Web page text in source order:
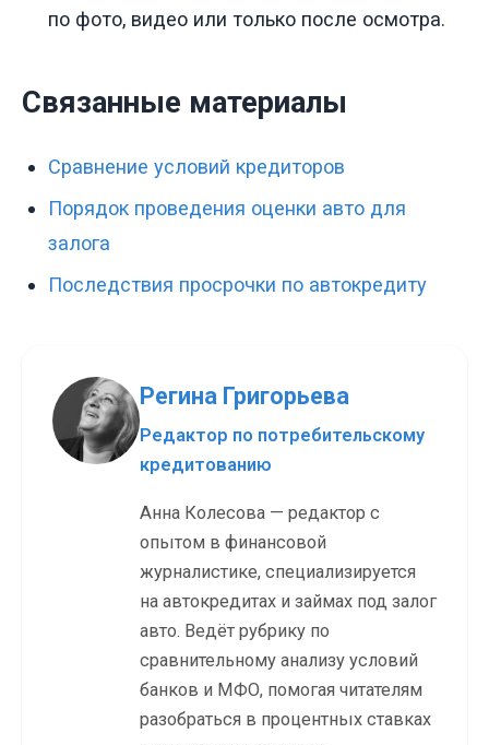
по фото, видео или только после осмотра.
Связанные материалы
Сравнение условий кредиторов
Порядок проведения оценки авто для
залога
Последствия просрочки по автокредиту
Регина Григорьева
Редактор по потребительскому
кредитованию
Анна Колесова — редактор с
опытом в финансовой
журналистике, специализируется
на автокредитах и займах под залог
авто. Ведёт рубрику по
сравнительному анализу условий
банков и МФО, помогая читателям
разобраться в процентных ставках